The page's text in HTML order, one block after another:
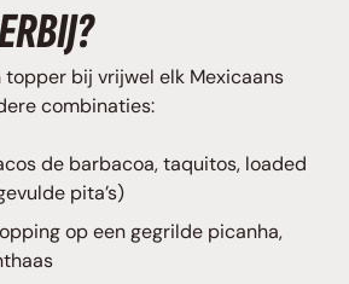
topper bij vrijwel elk Mexicaans
combinaties:
de barbacoa, taquitos, loaded
pita’s)
op een gegrilde picanha,